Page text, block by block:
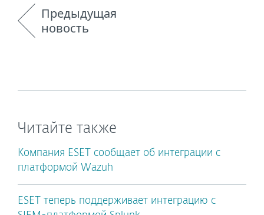
Предыдущая
новость
Читайте также
Компания ESET сообщает об интеграции с
платформой Wazuh
ESET теперь поддерживает интеграцию с